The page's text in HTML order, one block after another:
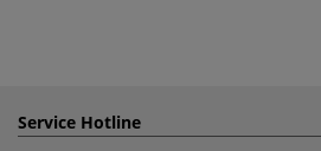
Service Hotline